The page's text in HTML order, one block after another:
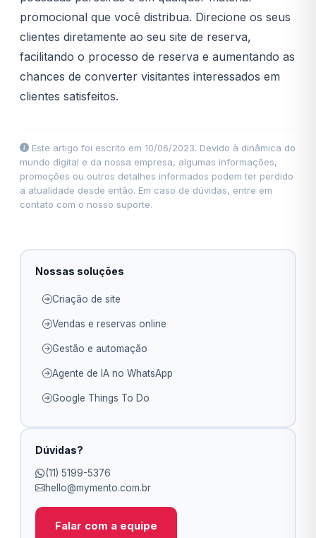
promocional que você distribua. Direcione os seus
clientes diretamente ao seu site de reserva,
facilitando o processo de reserva e aumentando as
chances de converter visitantes interessados em
clientes satisfeitos.
Este artigo foi escrito em 10/06/2023. Devido à dinâmica do
mundo digital e da nossa empresa, algumas informações,
promoções ou outros detalhes informados podem ter perdido
a atualidade desde então. Em caso de dúvidas, entre em
contato com o nosso suporte.
Nossas soluções
Criação de site
Vendas e reservas online
Gestão e automação
Agente de IA no WhatsApp
Google Things To Do
Dúvidas?
(11) 5199-5376
hello@mymento.com.br
Falar com a equipe